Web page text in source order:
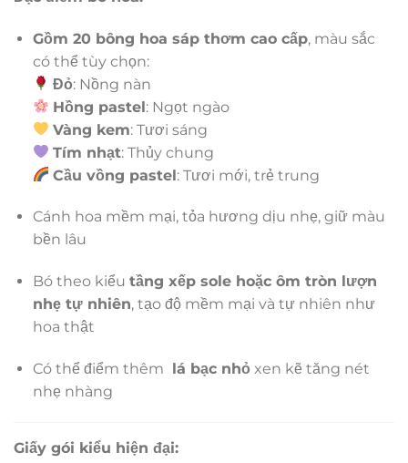
Gồm 20 bông hoa sáp thơm cao cấp, màu sắc
có thể tùy chọn:
Đỏ: Nồng nàn
Hồng pastel: Ngọt ngào
Vàng kem: Tươi sáng
Tím nhạt: Thủy chung
Cầu vồng pastel: Tươi mới, trẻ trung
Cánh hoa mềm mại, tỏa hương dịu nhẹ, giữ màu
bền lâu
Bó theo kiểu tầng xếp sole hoặc ôm tròn lượn
nhẹ tự nhiên, tạo độ mềm mại và tự nhiên như
hoa thật
Có thể điểm thêm lá bạc nhỏ xen kẽ tăng nét
nhẹ nhàng
Giấy gói kiểu hiện đại: